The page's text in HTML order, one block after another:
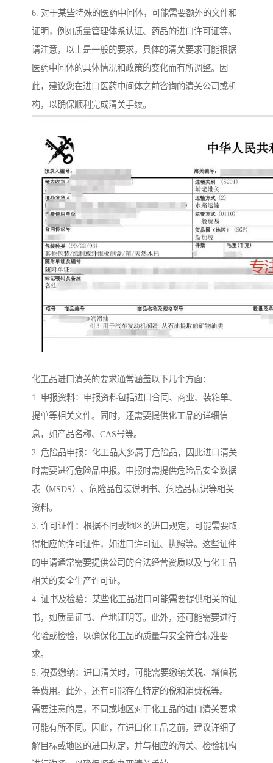
6. 对于某些特殊的医药中间体，可能需要额外的文件和
证明，例如质量管理体系认证、药品的进口许可证等。
请注意，以上是一般的要求，具体的清关要求可能根据
医药中间体的具体情况和政策的变化而有所调整。因
此，建议您在进口医药中间体之前咨询的清关公司或机
构，以确保顺利完成清关手续。
化工品进口清关的要求通常涵盖以下几个方面：
1. 申报资料：申报资料包括进口合同、商业、装箱单、
提单等相关文件。同时，还需要提供化工品的详细信
息，如产品名称、CAS号等。
2. 危险品申报：化工品大多属于危险品，因此进口清关
时需要进行危险品申报。申报时需提供危险品安全数据
表（MSDS）、危险品包装说明书、危险品标识等相关
资料。
3. 许可证件：根据不同或地区的进口规定，可能需要取
得相应的许可证件，如进口许可证、执照等。这些证件
的申请通常需要提供公司的合法经营资质以及与化工品
相关的安全生产许可证。
4. 证书及检验：某些化工品进口可能需要提供相关的证
书，如质量证书、产地证明等。此外，还可能需要进行
化验或检验，以确保化工品的质量与安全符合标准要
求。
5. 税费缴纳：进口清关时，可能需要缴纳关税、增值税
等费用。此外，还有可能存在特定的税和消费税等。
需要注意的是，不同或地区对于化工品的进口清关要求
可能有所不同。因此，在进口化工品之前，建议详细了
解目标或地区的进口规定，并与相应的海关、检验机构